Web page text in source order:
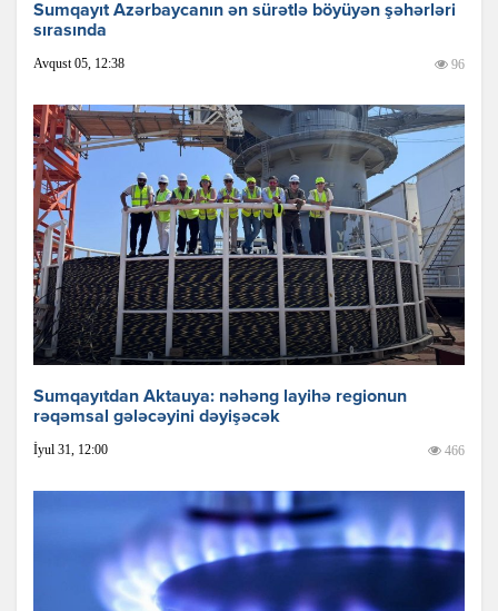
Sumqayıt Azərbaycanın ən sürətlə böyüyən şəhərləri
sırasında
Avqust 05, 12:38 96
Sumqayıtdan Aktauya: nəhəng layihə regionun
rəqəmsal gələcəyini dəyişəcək
İyul 31, 12:00 466